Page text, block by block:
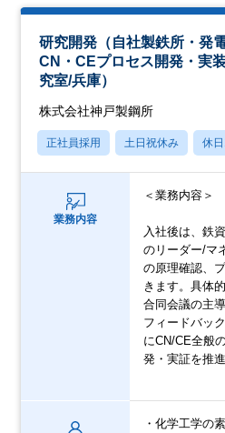
研究開発（自社製鉄所・発
CN・CEプロセス開発・実
究室/兵庫）
株式会社神戸製鋼所
正社員採用 土日祝休み 休
業務内容
＜業務内容＞
入社後は、鉄
のリーダー/マ
の原理確認、
きます。具体
合同会議の主
フィードバッ
にCN/CE全般
発・実証を推
・化学工学の